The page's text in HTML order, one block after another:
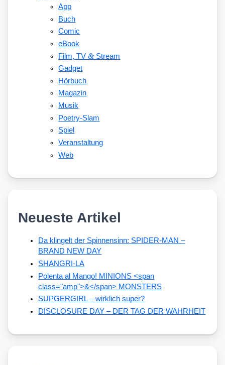
App
Buch
Comic
eBook
Film, TV&Stream
Gadget
Hörbuch
Magazin
Musik
Poetry-Slam
Spiel
Veranstaltung
Web
Neueste Artikel
Da klingelt der Spinnensinn: SPIDER-MAN –
BRAND NEW DAY
SHANGRI-LA
Polenta al Mango! MINIONS <span
class="amp">&</span> MONSTERS
SUPGERGIRL – wirklich super?
DISCLOSURE DAY – DER TAG DER WAHRHEIT